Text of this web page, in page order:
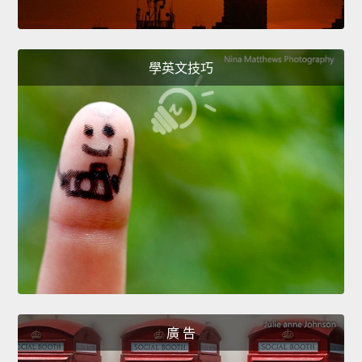
學英文技巧
廣 告